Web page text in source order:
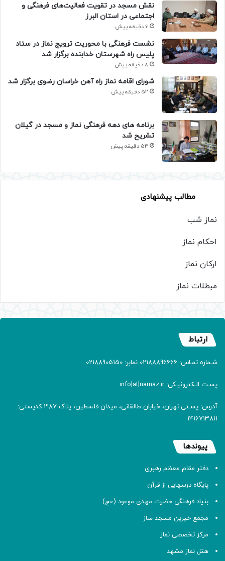
نقش مسجد در تقویت فعالیت‌های فرهنگی و
اجتماعی در استان البرز
6 دقیقه پیش
نشست فرهنگی با محوریت ترویج نماز در ستاد
پلیس راه شهرستان خدابنده برگزار شد
8 دقیقه پیش
شورای اقامه نماز راه آهن خراسان رضوی برگزار شد
52 دقیقه پیش
برنامه های دهه فرهنگی نماز و مسجد در گیلان
تشریح شد
53 دقیقه پیش
مطالب پیشنهادی
نماز شب
احکام نماز
ارکان نماز
مبطلات نماز
ارتباط
شـماره تمـاس: 02188896666 نمابر: 02188905150
پسـت الـکترونیـکی: info[at]namaz.ir
آدرس: پسـتی تهران، خیابان طالقانی، میدان فلسطین، پلاک 387 کدپستی:
۱۴۱۶۷۱۳۸۱۱
پیوندها
دفتر مقام معظم رهبری
پایگاه درسهایی از قرآن
بنیاد فرهنگی حضرت مهدی موعود (عج)
مجمع خیرین مسجد ساز
مرکز تخصصی نماز
هتل نماز مشهد